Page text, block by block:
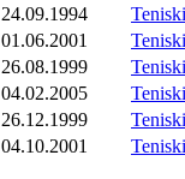
24.09.1994
01.06.2001
26.08.1999
04.02.2005
26.12.1999
04.10.2001